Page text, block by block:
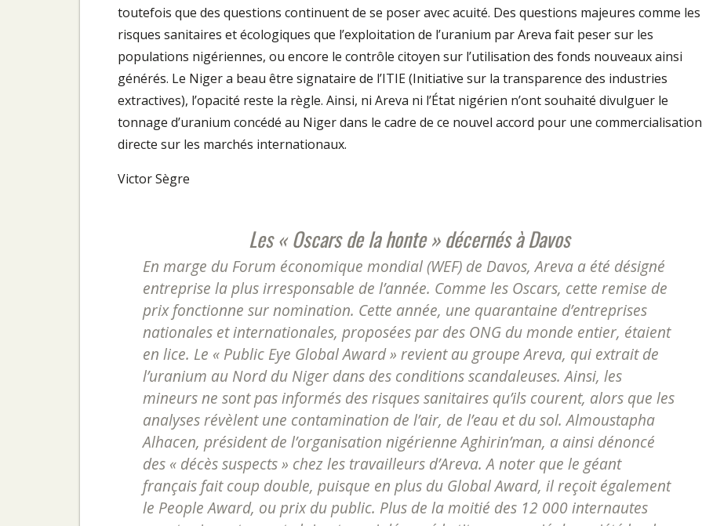
toutefois que des questions continuent de se poser avec acuité. Des questions majeures comme les
risques sanitaires et écologiques que l’exploitation de l’uranium par Areva fait peser sur les
populations nigériennes, ou encore le contrôle citoyen sur l’utilisation des fonds nouveaux ainsi
générés. Le Niger a beau être signataire de l’ITIE (Initiative sur la transparence des industries
extractives), l’opacité reste la règle. Ainsi, ni Areva ni l’État nigérien n’ont souhaité divulguer le
tonnage d’uranium concédé au Niger dans le cadre de ce nouvel accord pour une commercialisation
directe sur les marchés internationaux.
Victor Sègre
Les « Oscars de la honte » décernés à Davos
En marge du Forum économique mondial (WEF) de Davos, Areva a été désigné
entreprise la plus irresponsable de l’année. Comme les Oscars, cette remise de
prix fonctionne sur nomination. Cette année, une quarantaine d’entreprises
nationales et internationales, proposées par des ONG du monde entier, étaient
en lice. Le « Public Eye Global Award » revient au groupe Areva, qui extrait de
l’uranium au Nord du Niger dans des conditions scandaleuses. Ainsi, les
mineurs ne sont pas informés des risques sanitaires qu’ils courent, alors que les
analyses révèlent une contamination de l’air, de l’eau et du sol. Almoustapha
Alhacen, président de l’organisation nigérienne Aghirin’man, a ainsi dénoncé
des « décès suspects » chez les travailleurs d’Areva. A noter que le géant
français fait coup double, puisque en plus du Global Award, il reçoit également
le People Award, ou prix du public. Plus de la moitié des 12 000 internautes